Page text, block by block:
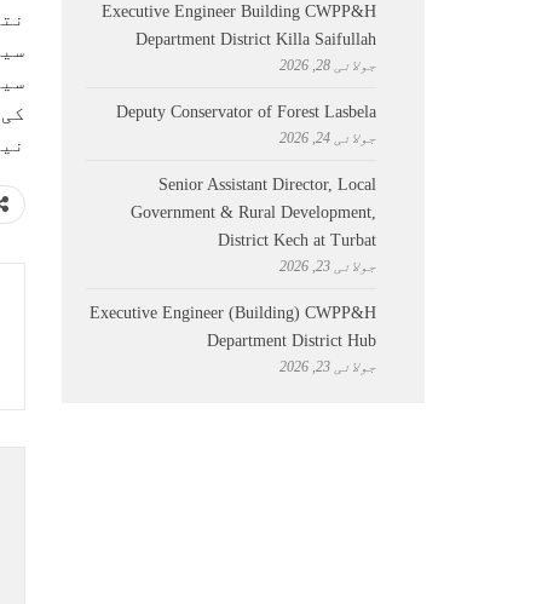
Executive Engineer Building CWPP&H
Department District Killa Saifullah
جولائی 28, 2026
Deputy Conservator of Forest Lasbela
جولائی 24, 2026
Senior Assistant Director, Local
Government & Rural Development,
District Kech at Turbat
جولائی 23, 2026
Executive Engineer (Building) CWPP&H
Department District Hub
جولائی 23, 2026